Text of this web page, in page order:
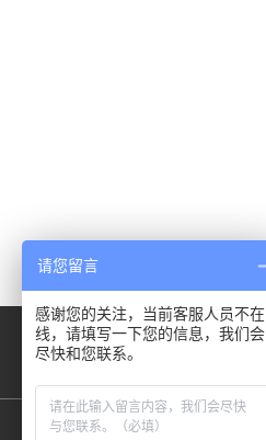
请您留言
感谢您的关注，当前客服人员不在
线，请填写一下您的信息，我们会
尽快和您联系。